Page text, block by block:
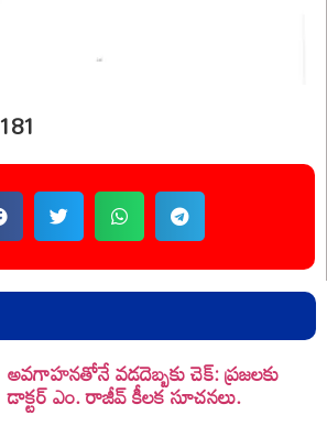
181
అవగాహనతోనే వడదెబ్బకు చెక్: ప్రజలకు
డాక్టర్ ఎం. రాజీవ్ కీలక సూచనలు.